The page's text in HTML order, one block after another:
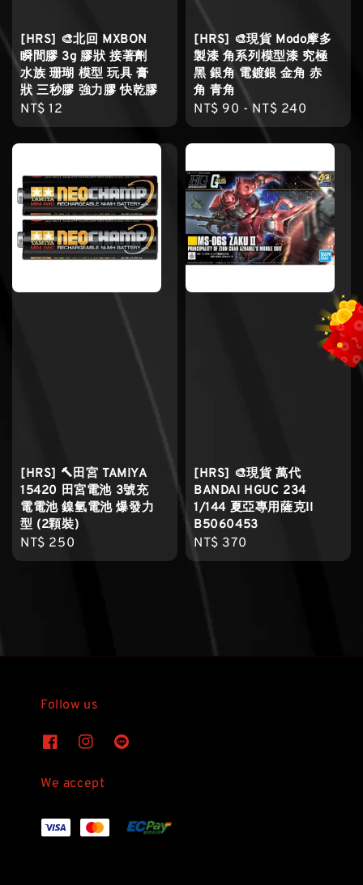
[HRS] 🎨北回 MXBON
瞬間膠 3g 膠狀 接著劑
水族 珊瑚 模型 玩具 膏
狀 三秒膠 強力膠 快乾膠
Regular
price
NT$ 12
[HRS] 🎨現貨 Modo摩多
製漆 角系列模型漆 究極
黑 銀角 電鍍銀 金角 赤
角 青角
Regular
price
NT$ 90 -NT$ 240
[HRS] 🔨田宮 TAMIYA
15420 田宮電池 3號充
電電池 鎳氫電池 爆發力
型 (2顆裝)
Regular
price
NT$ 250
[HRS] 🎨現貨 萬代
BANDAI HGUC 234
1/144 夏亞專用薩克II
B5060453
Regular
price
NT$ 370
Follow us
We accept